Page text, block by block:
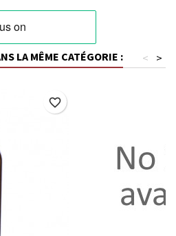
LA MÊME CATÉGORIE : >
<
favorite_border